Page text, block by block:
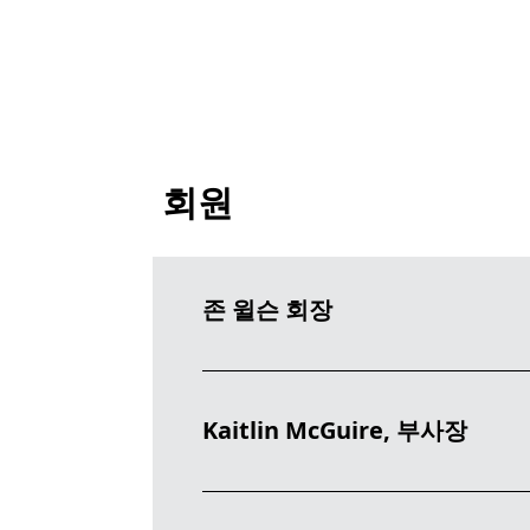
회원
존 윌슨 회장대규
Kaitlin McGuire, 부사장